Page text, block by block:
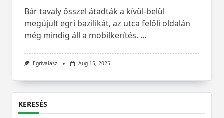
Bár tavaly ősszel átadták a kívül-belül
megújult egri bazilikát, az utca felőli oldalán
még mindig áll a mobilkerítés. ...
Egrivalasz Aug 15, 2025
KERESÉS